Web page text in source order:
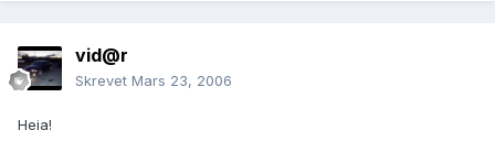
vid@r
Skrevet Mars 23, 2006
Heia!